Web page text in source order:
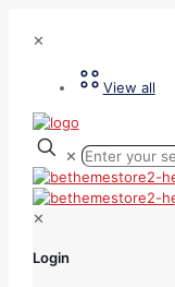
✕
View all
✕
✕
Login